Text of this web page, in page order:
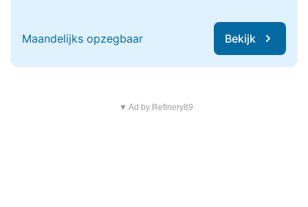
Maandelijks opzegbaar Bekijk
▼ Ad by Refinery89